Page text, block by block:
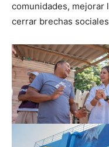
comunidades, mejorar
cerrar brechas